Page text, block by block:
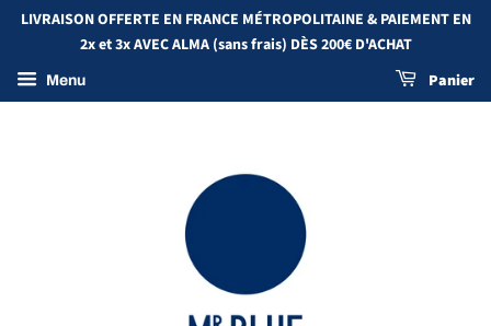
LIVRAISON OFFERTE EN FRANCE MÉTROPOLITAINE & PAIEMENT EN
2x et 3x AVEC ALMA (sans frais) DÈS 200€ D'ACHAT
Menu Panier